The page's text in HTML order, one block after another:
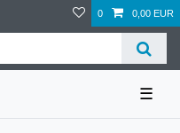
0 0,00 EUR
☰